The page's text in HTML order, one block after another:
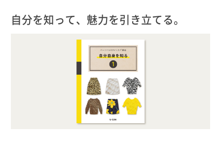
自分を知って、魅力を引き立てる。